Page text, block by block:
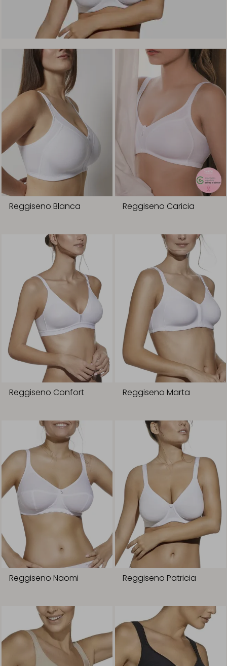
Reggiseno Blanca Reggiseno Caricia
Reggiseno Confort Reggiseno Marta
Reggiseno Naomi Reggiseno Patricia